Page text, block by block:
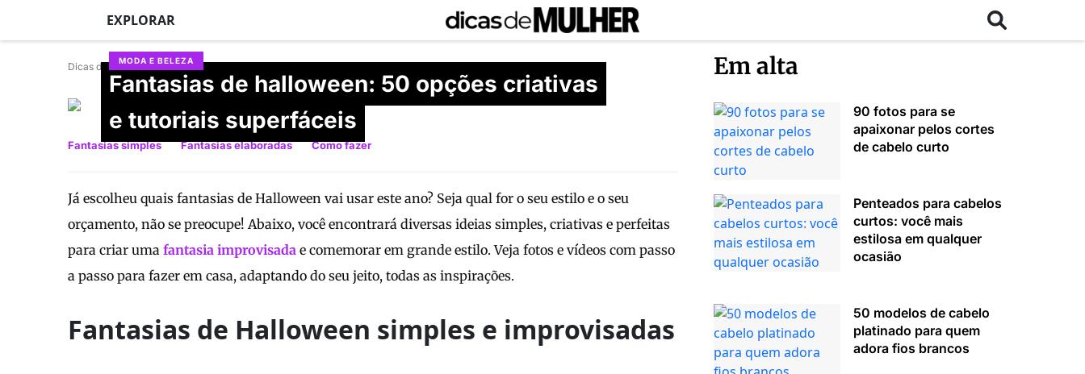
EXPLORAR
MODA E BELEZA
Fantasias de halloween: 50 opções criativas
e tutoriais superfáceis
Dicas de Mulher
Atualizado em 27/06/2026
Fantasias simples Fantasias elaboradas Como fazer
Já escolheu quais fantasias de Halloween vai usar este ano? Seja qual for o seu estilo e o seu
orçamento, não se preocupe! Abaixo, você encontrará diversas ideias simples, criativas e perfeitas
para criar uma fantasia improvisada e comemorar em grande estilo. Veja fotos e vídeos com passo
a passo para fazer em casa, adaptando do seu jeito, todas as inspirações.
Fantasias de Halloween simples e improvisadas
Em alta
90 fotos para se
apaixonar pelos cortes
de cabelo curto
Penteados para cabelos
curtos: você mais
estilosa em qualquer
ocasião
50 modelos de cabelo
platinado para quem
adora fios brancos